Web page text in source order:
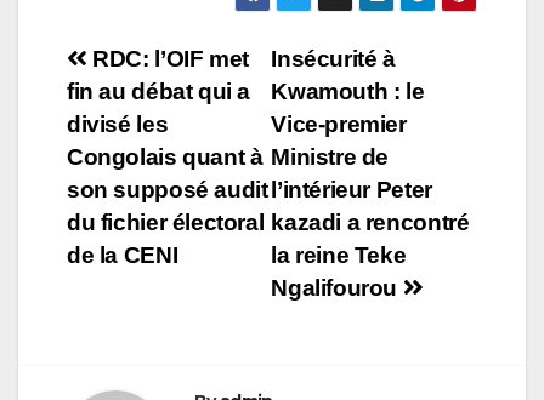
Navigation
de
l’article
Insécurité à
Kwamouth : le
Vice-premier
Ministre de
l’intérieur Peter
kazadi a rencontré
la reine Teke
Ngalifourou
RDC: l’OIF met
fin au débat qui a
divisé les
Congolais quant à
son supposé audit
du fichier électoral
de la CENI